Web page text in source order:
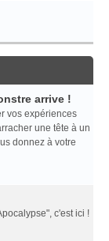
arrive !
vos expériences
une tête à un
donnez à votre
c'est ici !